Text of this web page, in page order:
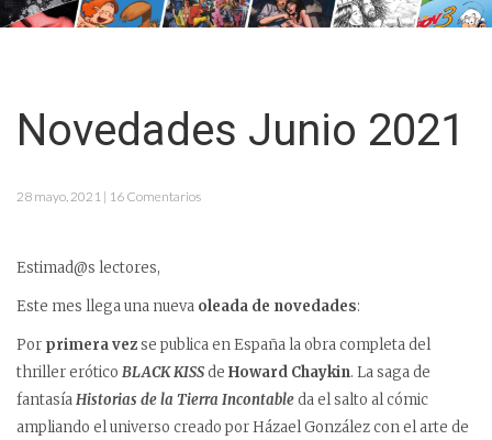
Novedades Junio 2021
28 mayo, 2021 | 16 Comentarios
Estimad@s lectores,
Este mes llega una nueva oleada de novedades:
Por primera vezse publica en España la obra completa del
thriller erótico BLACK KISSde Howard Chaykin. La saga de
fantasíaHistorias de la Tierra Incontableda el salto al cómic
ampliando el universo creado por Házael González con el arte de